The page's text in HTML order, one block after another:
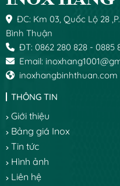
ĐC: Km 03, Quốc Lộ 28
Bình Thuận
ĐT: 0862 280 828 - 0885
Email:
inoxhangbinhthuan.com
THÔNG TIN
Giới thiệu
Bảng giá Inox
Tin tức
Hình ảnh
Liên hệ